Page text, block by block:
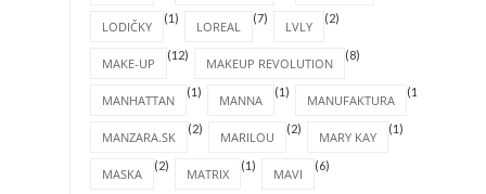
LODIČKY
(1)
LOREAL
(7)
LVLY
(2)
MAKE-UP
(12)
MAKEUP REVOLUTION
(8)
MANHATTAN
(1)
MANNA
(1)
MANUFAKTURA
(1)
MANZARA.SK
(2)
MARILOU
(2)
MARY KAY
(1)
MASKA
(2)
MATRIX
(1)
MAVI
(6)